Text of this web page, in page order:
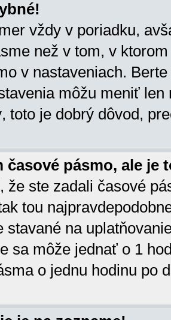
vždy v poriadku,
než v tom, v
v nastaveniach.
môžu meniť
toto je dobrý dôvod,
časové pásmo, ale je
že ste zadali časové
tou
stavané na
sa môže jednať o 1
o jednu hodinu po